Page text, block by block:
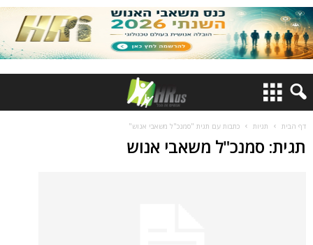
דף הבית תגיות כתבות עם תגית "סמנכ"ל משאבי אנוש"
תגית: סמנכ"ל משאבי אנוש